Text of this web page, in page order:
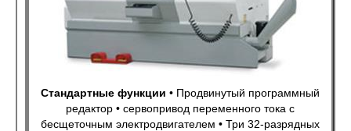
Стандартные функции • Продвинутый программный
редактор • сервопривод переменного тока с
бесщеточным электродвигателем • Три 32-разрядных